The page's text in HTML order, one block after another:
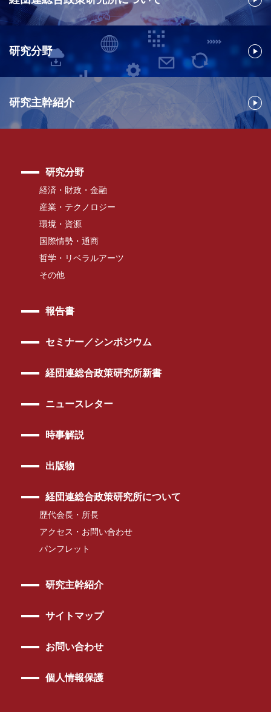
研究分野
研究主幹紹介
研究分野
経済・財政・金融
産業・テクノロジー
環境・資源
国際情勢・通商
哲学・リベラルアーツ
その他
報告書
セミナー／シンポジウム
経団連総合政策研究所新書
ニュースレター
時事解説
出版物
経団連総合政策研究所について
歴代会長・所長
アクセス・お問い合わせ
パンフレット
研究主幹紹介
サイトマップ
お問い合わせ
個人情報保護